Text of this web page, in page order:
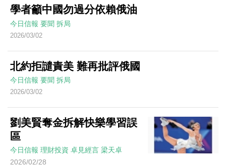
學者籲中國勿過分依賴俄油
今日信報 要聞 拆局
2026/03/02
北約拒譴責美 難再批評俄國
今日信報 要聞 拆局
2026/03/02
劉美賢奪金拆解快樂學習誤
區
今日信報 理財投資 卓見經言 梁天卓
2026/02/28